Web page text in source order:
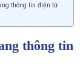
thông tin điện tử
thông tin